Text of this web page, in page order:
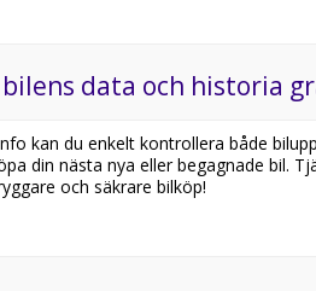
data och historia
kan du enkelt kontrollera både
din nästa nya eller begagnade bil.
och säkrare bilköp!